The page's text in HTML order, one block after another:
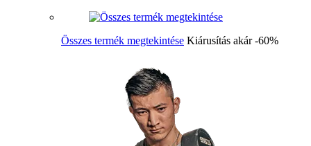
Összes termék megtekintése Kiárusítás akár -60%